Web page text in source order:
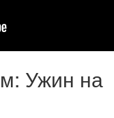
Ужин на